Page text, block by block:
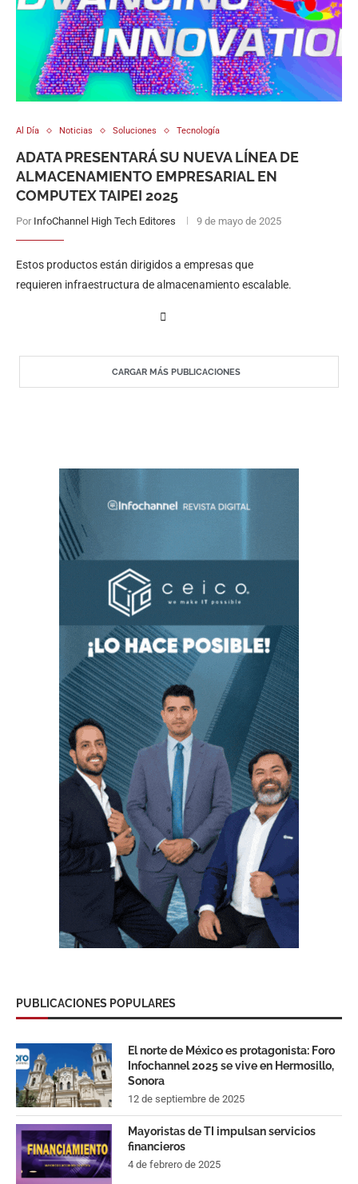
Al Día Noticias Soluciones Tecnología
ADATA PRESENTARÁ SU NUEVA LÍNEA DE
ALMACENAMIENTO EMPRESARIAL EN
COMPUTEX TAIPEI 2025
Por InfoChannel High Tech Editores 9 de mayo de 2025
Estos productos están dirigidos a empresas que
requieren infraestructura de almacenamiento escalable.
CARGAR MÁS PUBLICACIONES
PUBLICACIONES POPULARES
El norte de México es protagonista: Foro
Infochannel 2025 se vive en Hermosillo,
Sonora
12 de septiembre de 2025
Mayoristas de TI impulsan servicios
financieros
4 de febrero de 2025